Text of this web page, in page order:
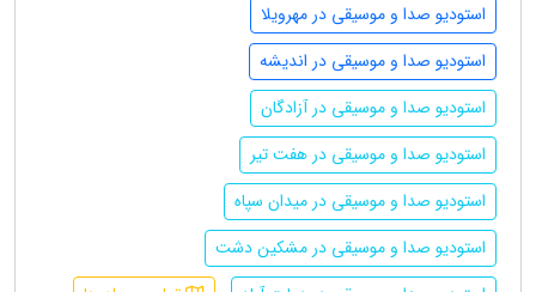
استودیو صدا و موسیقی در مهرویلا
استودیو صدا و موسیقی در اندیشه
استودیو صدا و موسیقی در آزادگان
استودیو صدا و موسیقی در هفت تیر
استودیو صدا و موسیقی در میدان سپاه
استودیو صدا و موسیقی در مشکین دشت